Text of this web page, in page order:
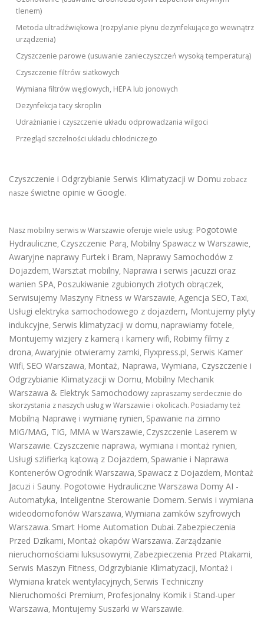
tlenem)
Metoda ultradźwiękowa (rozpylanie płynu dezynfekującego wewnątrz
urządzenia)
Czyszczenie parowe (usuwanie zanieczyszczeń wysoką temperaturą)
Czyszczenie filtrów siatkowych
Wymiana filtrów węglowych, HEPA lub jonowych
Dezynfekcja tacy skroplin
Udrażnianie i czyszczenie układu odprowadzania wilgoci
Przegląd szczelności układu chłodniczego
Czyszczenie i Odgrzybianie Serwis Klimatyzacji w Domu zobacz
nasze świetne opinie w Google.
Nasz mobilny serwis w Warszawie oferuje wiele usług: Pogotowie
Hydrauliczne, Czyszczenie Parą, Mobilny Spawacz w Warszawie,
Awaryjne naprawy Furtek i Bram, Naprawy Samochodów z
Dojazdem, Warsztat mobilny, Naprawa i serwis jacuzzi oraz
wanien SPA, Poszukiwanie zgubionych złotych obrączek,
Serwisujemy Maszyny Fitness w Warszawie, Agencja SEO, Taxi,
Usługi elektryka samochodowego z dojazdem, Montujemy płyty
indukcyjne, Serwis klimatyzacji w domu, naprawiamy fotele,
Montujemy wizjery z kamerą i kamery wifi, Robimy filmy z
drona, Awaryjnie otwieramy zamki, Flyxpress.pl, Serwis Kamer
Wifi, SEO Warszawa, Montaż, Naprawa, Wymiana, Czyszczenie i
Odgrzybianie Klimatyzacji w Domu, Mobilny Mechanik
Warszawa & Elektryk Samochodowy zapraszamy serdecznie do
skorzystania z naszych usług w Warszawie i okolicach. Posiadamy też
Mobilną Naprawę i wymianę rynien, Spawanie na zimno
MIG/MAG, TIG, MMA w Warszawie, Czyszczenie Laserem w
Warszawie. Czyszczenie naprawa, wymiana i montaż rynien,
Usługi szlifierką kątową z Dojazdem, Spawanie i Naprawa
Kontenerów Ogrodnik Warszawa, Spawacz z Dojazdem, Montaż
Jacuzi i Sauny. Pogotowie Hydrauliczne Warszawa Domy AI -
Automatyka, Inteligentne Sterowanie Domem. Serwis i wymiana
wideodomofonów Warszawa, Wymiana zamków szyfrowych
Warszawa. Smart Home Automation Dubai. Zabezpieczenia
Przed Dzikami, Montaż okapów Warszawa. Zarządzanie
nieruchomościami luksusowymi, Zabezpieczenia Przed Ptakami,
Serwis Maszyn Fitness, Odgrzybianie Klimatyzacji, Montaż i
Wymiana kratek wentylacyjnych, Serwis Techniczny
Nieruchomości Premium, Profesjonalny Komik i Stand-uper
Warszawa, Montujemy Suszarki w Warszawie.